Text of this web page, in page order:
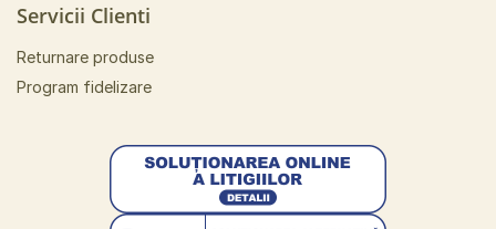
Servicii Clienti
Returnare produse
Program fidelizare